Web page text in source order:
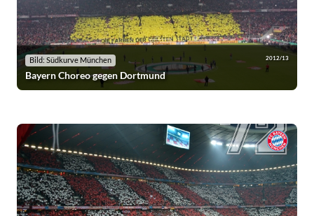
Bild: Südkurve München 2012/13
Bayern Choreo gegen Dortmund